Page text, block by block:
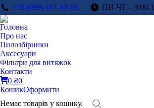
+38 (099) 117-10-10, ПН-ЧТ – 9:00-
Головна
Про нас
Пилозбірники
Аксесуари
Фільтри для витяжок
Контакти
0 ₴0
КошикОформити
Немає товарів у кошику.